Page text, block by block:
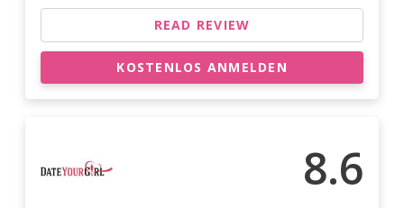
READ REVIEW
KOSTENLOS ANMELDEN
8.6